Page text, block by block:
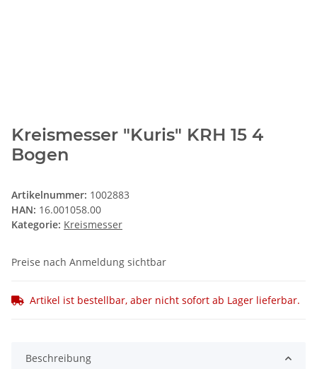
Kreismesser "Kuris" KRH 15 4
Bogen
Artikelnummer: 1002883
HAN: 16.001058.00
Kategorie: Kreismesser
Preise nach Anmeldung sichtbar
Artikel ist bestellbar, aber nicht sofort ab Lager lieferbar.
Beschreibung